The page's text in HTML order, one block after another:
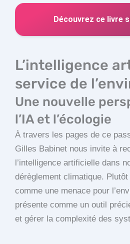
Découvrez ce livre
L’intelligence
service de
Une nouvelle
l’IA et l’écologie
À travers les pages de ce
Gilles Babinet nous invite à
l’intelligence artificielle dans
dérèglement climatique.
comme une menace pour
présente comme un outil
et gérer la complexité des